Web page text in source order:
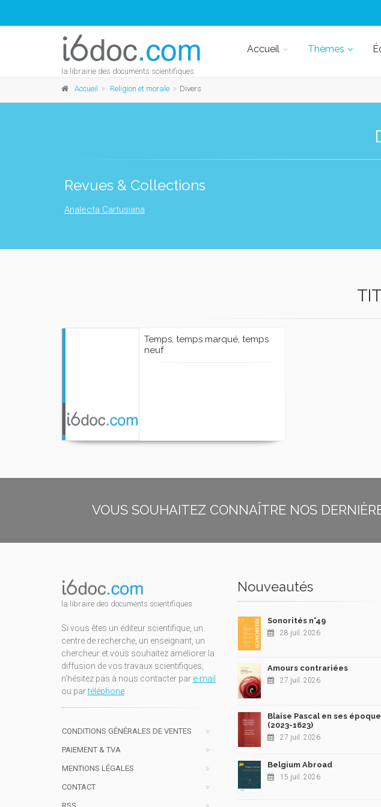
la librairie des documents scientifiques
Accueil Thèmes
Accueil Religion et morale Divers
Revues & Collections
Analecta Cartusiana
Temps, temps marqué, temps
neuf
VOUS SOUHAITEZ CONNAÎTRE NOS
la libraire des documents scientifiques
Si vous êtes un éditeur scientifique, un
centre de recherche, un enseignant, un
chercheur et vous souhaitez améliorer la
diffusion de vos travaux scientifiques,
n'hésitez pas à nous contacter par e-mail
ou partéléphone.
CONDITIONS GÉNÉRALES DE VENTES
PAIEMENT & TVA
MENTIONS LÉGALES
CONTACT
Nouveautés
Sonorités n°49
28 juil. 2026
Amours contrariées
27 juil. 2026
Blaise Pascal en ses
(2023-1623)
27 juil. 2026
Belgium Abroad
15 juil. 2026